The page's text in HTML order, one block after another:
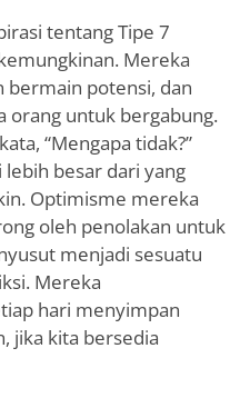
tentang Tipe 7
Mereka
bermain potensi, dan
orang untuk bergabung.
“Mengapa tidak?”
besar dari yang
Optimisme mereka
oleh penolakan untuk
menjadi sesuatu
Mereka
hari menyimpan
jika kita bersedia